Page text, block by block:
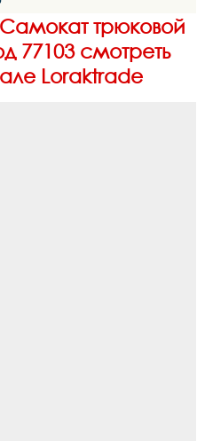
трюковой
77103 смотреть
Loraktrade